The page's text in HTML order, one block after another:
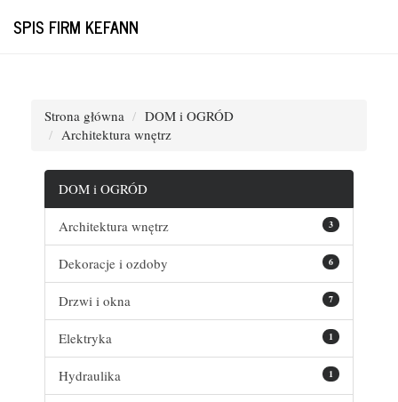
SPIS FIRM KEFANN
Strona główna
DOM i OGRÓD
Architektura wnętrz
DOM i OGRÓD
3
Architektura wnętrz
6
Dekoracje i ozdoby
7
Drzwi i okna
1
Elektryka
1
Hydraulika